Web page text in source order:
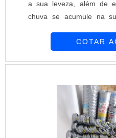
a sua leveza, além de
chuva se acumule na
indicada para a
um item indispensável
COTAR